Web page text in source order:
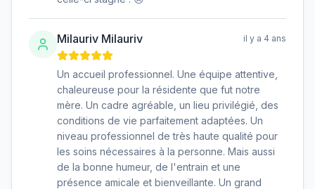
Milauriv Milauriv il y a 4 ans
Un accueil professionnel. Une équipe attentive,
chaleureuse pour la résidente que fut notre
mère. Un cadre agréable, un lieu privilégié, des
conditions de vie parfaitement adaptées. Un
niveau professionnel de très haute qualité pour
les soins nécessaires à la personne. Mais aussi
de la bonne humeur, de l'entrain et une
présence amicale et bienveillante. Un grand